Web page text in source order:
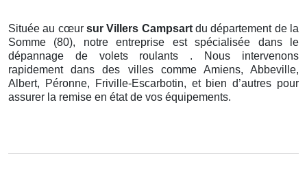
Située au cœur sur Villers Campsart du département de la
Somme (80), notre entreprise est spécialisée dans le
dépannage de volets roulants . Nous intervenons
rapidement dans des villes comme Amiens, Abbeville,
Albert, Péronne, Friville-Escarbotin, et bien d’autres pour
assurer la remise en état de vos équipements.